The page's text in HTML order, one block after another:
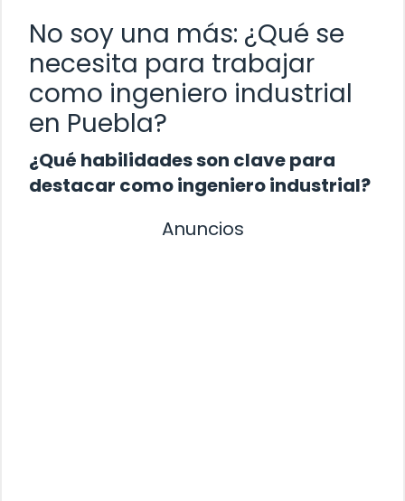
No soy una más: ¿Qué se
necesita para trabajar
como ingeniero industrial
en Puebla?
¿Qué habilidades son clave para
destacar como ingeniero industrial?
Anuncios